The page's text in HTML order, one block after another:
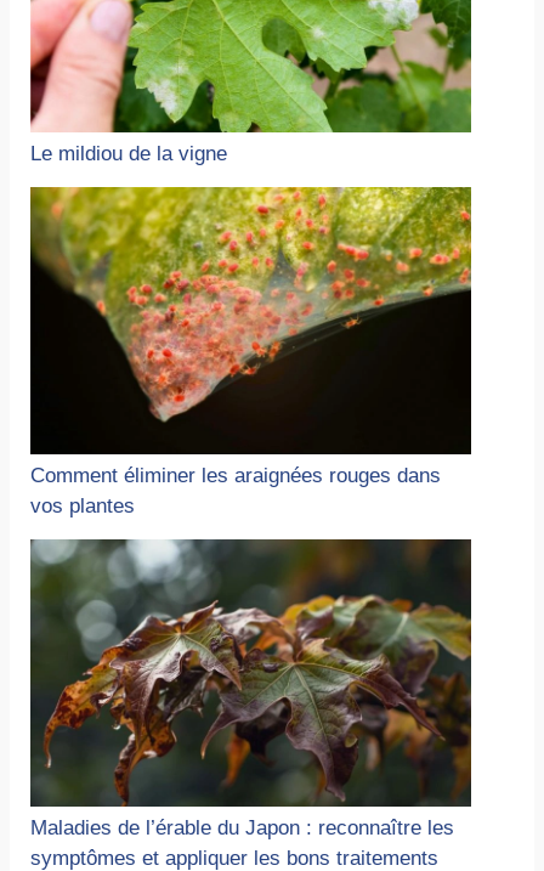
Le mildiou de la vigne
Comment éliminer les araignées rouges dans
vos plantes
Maladies de l’érable du Japon : reconnaître les
symptômes et appliquer les bons traitements